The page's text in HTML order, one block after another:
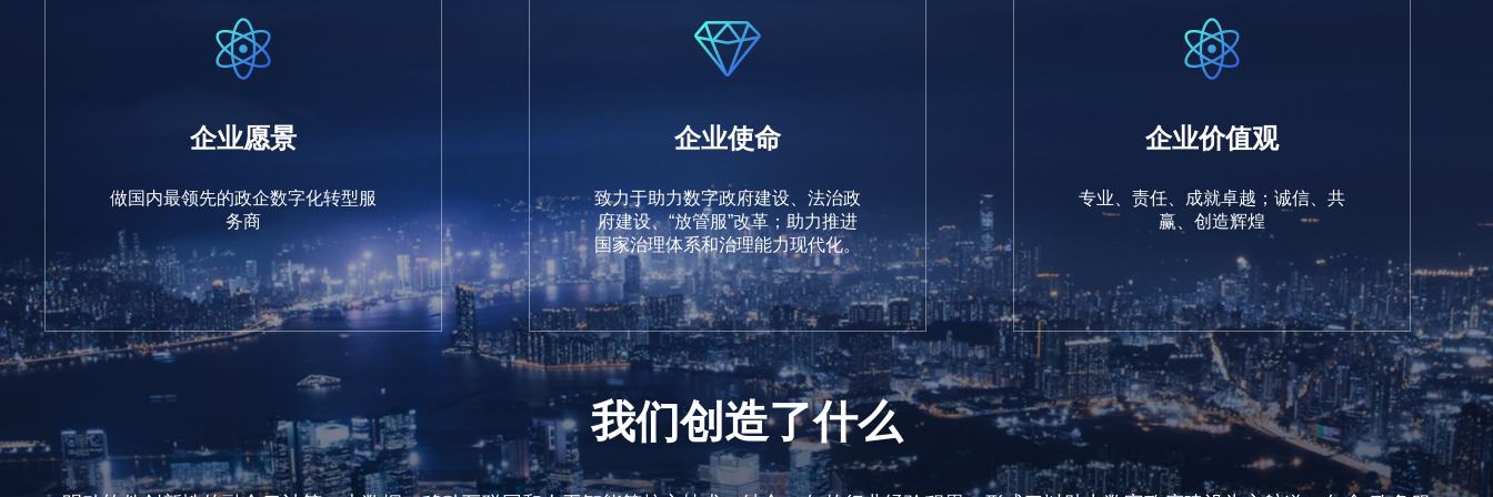
企业愿景
做国内最领先的政企数字化转型服
务商
企业使命
致力于助力数字政府建设、法治政
府建设、“放管服”改革；助力推进
国家治理体系和治理能力现代化。
企业价值观
专业、责任、成就卓越；诚信、共
赢、创造辉煌
我们创造了什么